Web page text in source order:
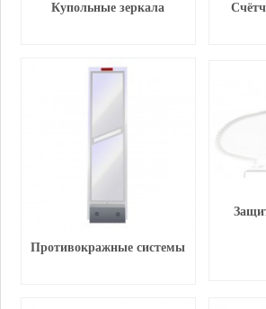
Купольные зеркала
Противокражные системы